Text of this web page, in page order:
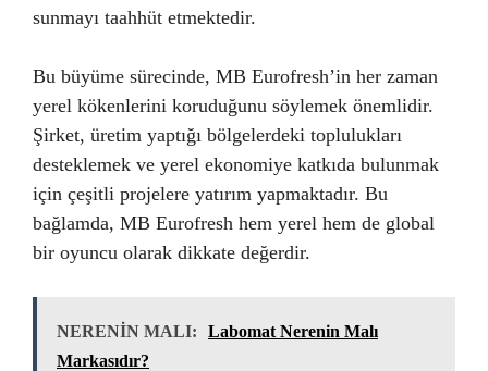
sunmayı taahhüt etmektedir.
Bu büyüme sürecinde, MB Eurofresh’in her zaman
yerel kökenlerini koruduğunu söylemek önemlidir.
Şirket, üretim yaptığı bölgelerdeki toplulukları
desteklemek ve yerel ekonomiye katkıda bulunmak
için çeşitli projelere yatırım yapmaktadır. Bu
bağlamda, MB Eurofresh hem yerel hem de global
bir oyuncu olarak dikkate değerdir.
NERENİN MALI:
Labomat Nerenin Malı
Markasıdır?